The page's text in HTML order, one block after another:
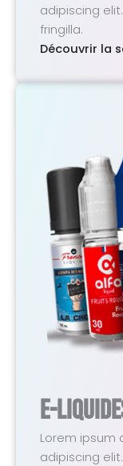
adipiscing
fringilla.
Découvrir la
E-
Lorem ipsum
adipiscing